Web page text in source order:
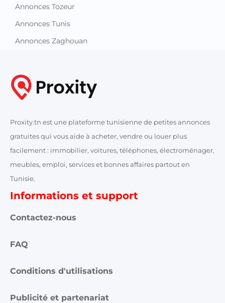
Annonces Tozeur
Annonces Tunis
Annonces Zaghouan
Proxity.tn est une plateforme tunisienne de petites annonces
gratuites qui vous aide à acheter, vendre ou louer plus
facilement : immobilier, voitures, téléphones, électroménager,
meubles, emploi, services et bonnes affaires partout en
Tunisie.
Informations et support
Contactez-nous
FAQ
Conditions d'utilisations
Publicité et partenariat